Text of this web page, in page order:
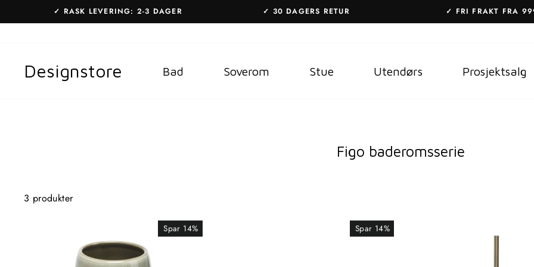
til
Sett
pause
✓ RASK LEVERING: 2-3 DAGER ✓ 30 DAGERS RETUR ✓ FRI FRAKT FRA
Designstore Bad Soverom Stue Utendørs Prosjektsalg
Figo baderomsserie
3 produkter
Spar 14% Spar 14%